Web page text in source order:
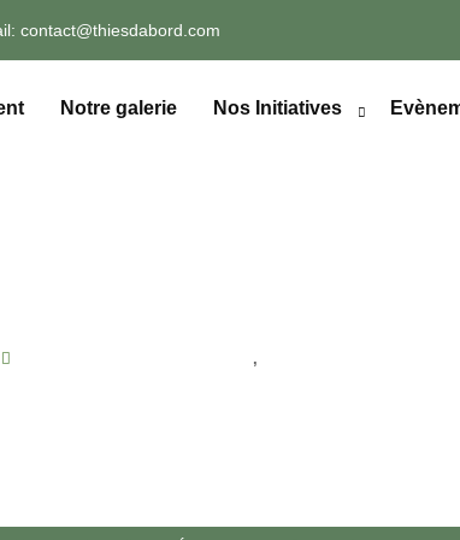
contact@thiesdabord.com
Notre galerie Nos Initiatives
,